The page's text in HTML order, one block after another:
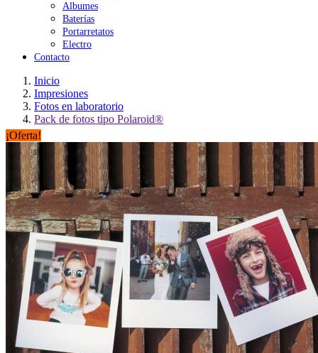
Albumes
Baterías
Portarretatos
Electro
Contacto
Inicio
Impresiones
Fotos en laboratorio
Pack de fotos tipo Polaroid®
¡Oferta!